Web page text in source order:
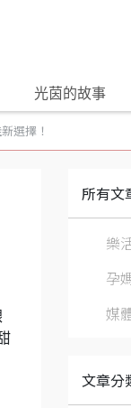
光茵的故事
選擇！
所有文
樂
孕
媒
文章分